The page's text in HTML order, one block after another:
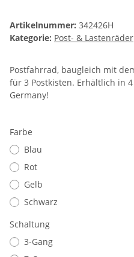
Artikelnummer: 342426H
Kategorie: Post- & Lastenräder
Postfahrrad, baugleich mit
für 3 Postkisten. Erhältlich in
Germany!
Farbe
Blau
Rot
Gelb
Schwarz
Schaltung
3-Gang